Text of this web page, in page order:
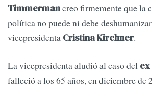
Timmermancreo firmemente que la
política no puede ni debe
vicepresidenta Cristina Kirchner.
La vicepresidenta aludió al caso del
falleció a los 65 años, en diciembre de